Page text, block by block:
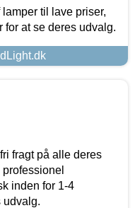
til lave priser,
for at se deres udvalg.
fragt på alle deres
inden for 1-4
udvalg.